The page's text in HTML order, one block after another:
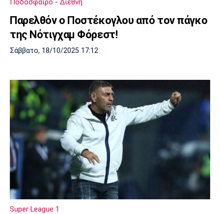
Λίβερπουλ
Μπορούσια
Ντόρτμουντ
Παρί Σεν
Ζερμέν
Μαρσέιγ
Μονακό
Ερυθρός
Αστέρας
Ποδόσφαιρο - Διεθνή
Παρελθόν ο Ποστέκογλου από τον πάγκο
της Νότιγχαμ Φόρεστ!
Σάββατο, 18/10/2025 17:12
Super League 1